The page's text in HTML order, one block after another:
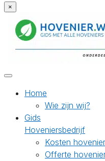
×
Home
Wie zijn wij?
Gids
Hoveniersbedrijf
Kosten hovenier
Offerte